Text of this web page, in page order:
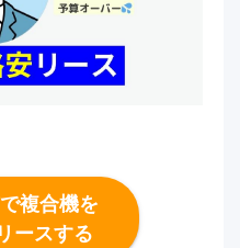
複合機を
ースする